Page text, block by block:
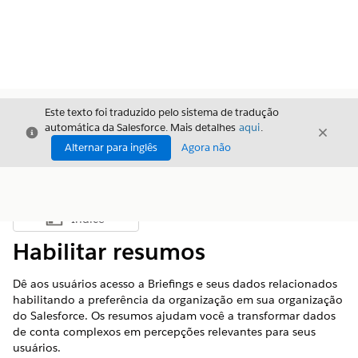
Fechar
Este texto foi traduzido pelo sistema de tradução
automática da Salesforce. Mais detalhes aqui.
Alternar para inglês
Agora não
Fechar
Mostrar índice
Índice
Habilitar resumos
Dê aos usuários acesso a Briefings e seus dados relacionados
habilitando a preferência da organização em sua organização
do Salesforce. Os resumos ajudam você a transformar dados
de conta complexos em percepções relevantes para seus
usuários.